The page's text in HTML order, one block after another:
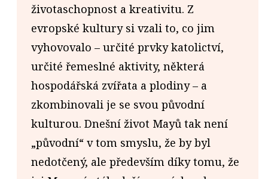
životaschopnost a kreativitu. Z
evropské kultury si vzali to, co jim
vyhovovalo – určité prvky katolictví,
určité řemeslné aktivity, některá
hospodářská zvířata a plodiny – a
zkombinovali je se svou původní
kulturou. Dnešní život Mayů tak není
„původní“ v tom smyslu, že by byl
nedotčený, ale především díky tomu, že